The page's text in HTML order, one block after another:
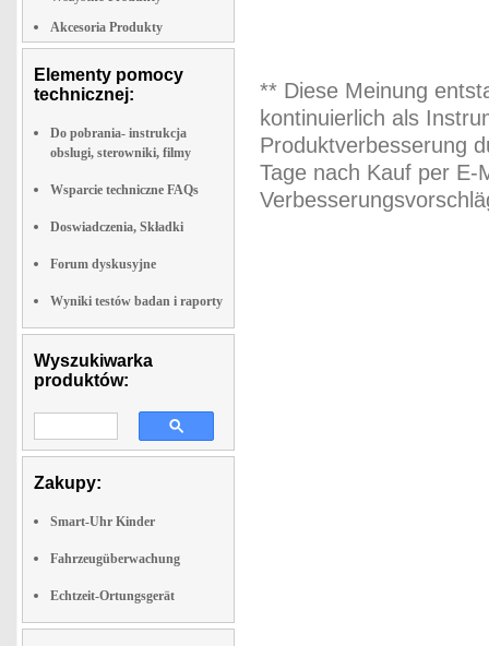
Akcesoria Produkty
Elementy pomocy
technicznej:
Do pobrania- instrukcja
obslugi, sterowniki, filmy
Wsparcie techniczne FAQs
Doswiadczenia, Składki
Forum dyskusyjne
Wyniki testów badan i raporty
Wyszukiwarka
produktów:
Zakupy:
Smart-Uhr Kinder
Fahrzeugüberwachung
Echtzeit-Ortungsgerät
** Diese Meinung
kontinuierlich als
Produktverbesserung
Tage nach Kauf per E-